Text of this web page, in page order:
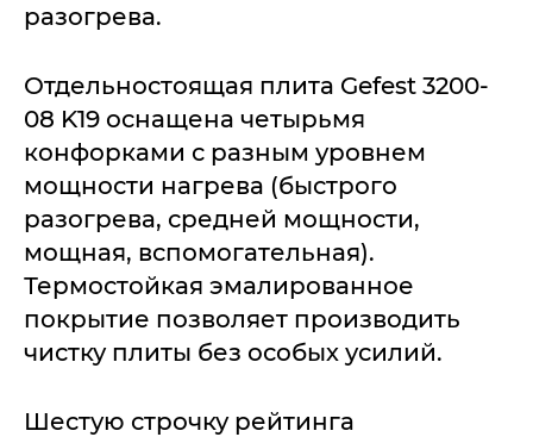
разогрева.
Отдельностоящая плита Gefest 3200-
08 K19 оснащена четырьмя
конфорками с разным уровнем
мощности нагрева (быстрого
разогрева, средней мощности,
мощная, вспомогательная).
Термостойкая эмалированное
покрытие позволяет производить
чистку плиты без особых усилий.
Шестую строчку рейтинга